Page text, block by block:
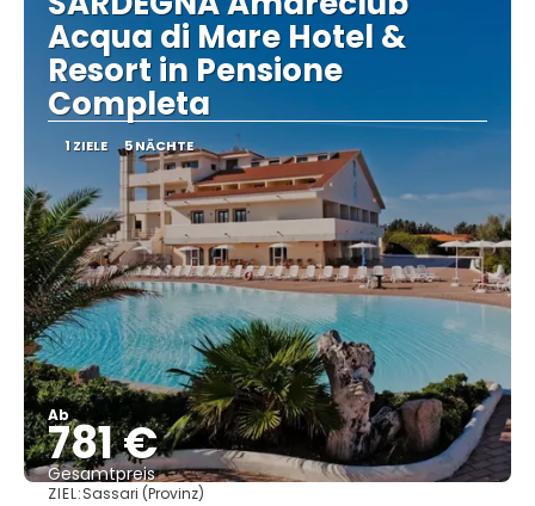
Acqua di Mare Hotel &
Resort in Pensione
Completa
1 ZIELE 5 NÄCHTE
Ab
781 €
Gesamtpreis
ZIEL:Sassari (Provinz)